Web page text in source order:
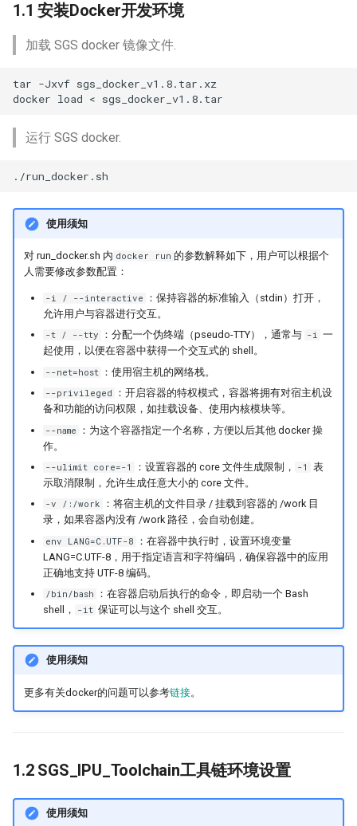
VITS
1.1 安装Docker开发环境
加载 SGS docker 镜像文件.
tar -Jxvf sgs_docker_v1.8.tar.xz
docker load <
运行 SGS docker.
使用须知
对 run_docker.sh 内 docker run 的参数解释如下，用户可以根据个
人需要修改参数配置：
-i / --interactive
：保持容器的标准输入（stdin）打开，
允许用户与容器进行交互。
-t / --tty ：分配一个伪终端（pseudo-TTY），通常与 -i 一
起使用，以便在容器中获得一个交互式的 shell。
--net=host ：使用宿主机的网络栈。
--privileged
：开启容器的特权模式，容器将拥有对宿主机设
备和功能的访问权限，如挂载设备、使用内核模块等。
--name
：为这个容器指定一个名称，方便以后其他 docker 操
作。
--ulimit core=-1 ：设置容器的 core 文件生成限制， -1
表
示取消限制，允许生成任意大小的 core 文件。
-v /:/work
：将宿主机的文件目录 / 挂载到容器的 /work 目
录，如果容器内没有 /work 路径，会自动创建。
env LANG=C.UTF-8
：在容器中执行时，设置环境变量
LANG=C.UTF-8，用于指定语言和字符编码，确保容器中的应用
正确地支持 UTF-8 编码。
/bin/bash
：在容器启动后执行的命令，即启动一个 Bash
shell，
-it 保证可以与这个 shell 交互。
使用须知
更多有关docker的问题可以参考链接。
1.2 SGS_IPU_Toolchain工具链环境设置
使用须知